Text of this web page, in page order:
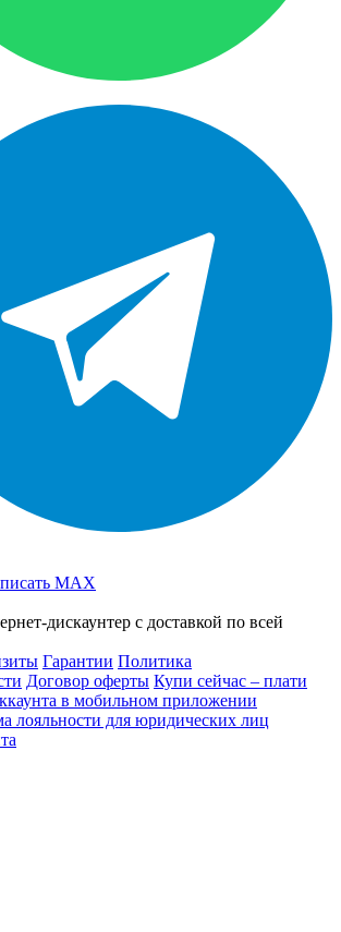
MAX
дискаунтер с доставкой по всей
Гарантии Политика
Договор оферты Купи сейчас – плати
в мобильном приложении
лояльности для юридических лиц